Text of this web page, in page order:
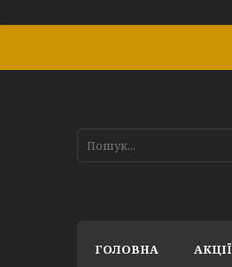
ГОЛОВНА АКЦІЇ